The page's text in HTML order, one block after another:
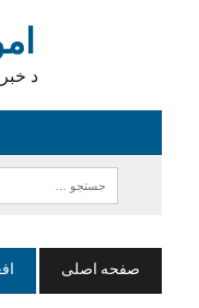
د
صفحه اصلی